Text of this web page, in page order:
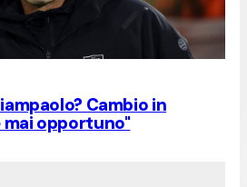
Cambio in
opportuno"